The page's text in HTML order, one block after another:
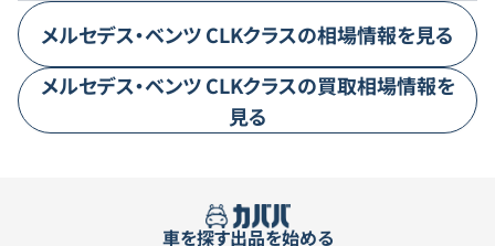
アップが揃いました。2代目（C209/A209）は2002年に登場し、さ
らに洗練されたデザインと性能を提供しました。2009年にはEク
ラスクーペにモデルチェンジされました。
メルセデス・ベンツCLKクラスの相場情報を見る
メルセデス・ベンツ CLKクラスの買取相場情報を
見る
車を探す出品を始める